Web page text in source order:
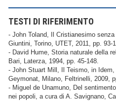
TESTI DI RIFERIMENTO
- John Toland, Il Cristianesimo
Giuntini, Torino, UTET, 2011, pp. 93-
- David Hume, Storia naturale della
Bari, Laterza, 1994, pp. 45-148.
- John Stuart Mill, Il Teismo, in
Geymonat, Milano, Feltrinelli, 2009,
- Miguel de Unamuno, Del
nei popoli, a cura di A. Savignano,